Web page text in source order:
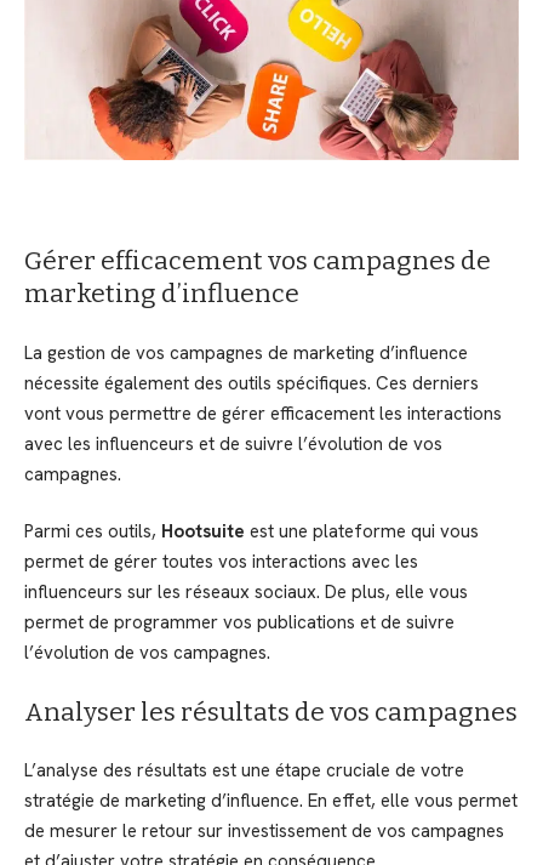
Gérer efficacement vos campagnes de
marketing d’influence
La gestion de vos campagnes de marketing d’influence
nécessite également des outils spécifiques. Ces derniers
vont vous permettre de gérer efficacement les interactions
avec les influenceurs et de suivre l’évolution de vos
campagnes.
Parmi ces outils, Hootsuite est une plateforme qui vous
permet de gérer toutes vos interactions avec les
influenceurs sur les réseaux sociaux. De plus, elle vous
permet de programmer vos publications et de suivre
l’évolution de vos campagnes.
Analyser les résultats de vos campagnes
L’analyse des résultats est une étape cruciale de votre
stratégie de marketing d’influence. En effet, elle vous permet
de mesurer le retour sur investissement de vos campagnes